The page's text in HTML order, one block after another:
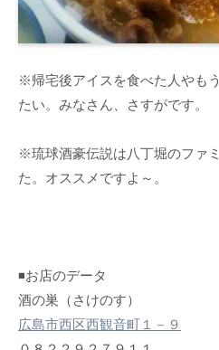
※帰宅後アイスを食べた人やも
たい。みなさん、さすがです。
※琉球酒豪伝説は八丁堀のファ
た。オススメですよ～。
◾️お店のデータ
酒の巣（さけのす）
広島市西区西観音町１－９